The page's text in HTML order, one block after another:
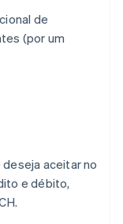
de
(por um
aceitar no
e débito,